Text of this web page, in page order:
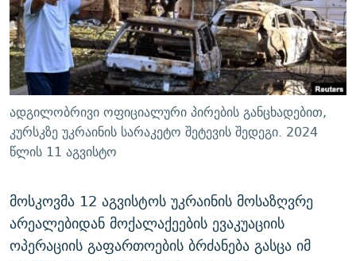
ᲛᲝᲚᲐᲞᲐᲠᲐᲙᲔ ᲢᲔᲥᲡᲢᲔᲑᲘ
ᲨᲘᲜ - ᲣᲪᲮᲝᲔᲗᲨᲘ
ᲚᲘᲢᲔᲠᲐᲢᲣᲠᲣᲚᲘ ᲬᲐᲮᲜᲐᲒᲔᲑᲘ
ᲐᲛᲔᲠᲘᲙᲣᲚᲘ ᲛᲝᲗᲮᲠᲝᲑᲐ
ᲘᲛᲞᲔᲠᲘᲐ ᲓᲐ ᲠᲐᲓᲘᲝ
ᲩᲔᲛᲘ ᲡᲘᲙᲕᲓᲘᲚᲘᲡ ᲛᲘᲖᲔᲖᲘᲐ COVID-19
11 ᲬᲔᲚᲘ - 11 ᲐᲛᲑᲐᲕᲘ
ᲡᲐᲞᲐᲠᲚᲐᲛᲔᲜᲢᲝ ᲐᲠᲩᲔᲕᲜᲔᲑᲘᲡ ᲘᲡᲢᲝᲠᲘᲐ
ᲑᲐᲕᲨᲕᲔᲑᲘ ᲞᲠᲝᲡᲢᲘᲢᲣᲪᲘᲐᲨᲘ - ᲐᲛᲝᲣᲗᲥᲛᲔᲚᲘ ᲐᲛᲑᲐᲕᲘ
5 ᲐᲛᲑᲐᲕᲘ - 20 ᲘᲕᲜᲘᲡᲡ ᲓᲐᲨᲐᲕᲔᲑᲣᲚᲔᲑᲘ
ᲐᲒᲕᲘᲡᲢᲝᲡ ᲝᲛᲘ
ᲒᲐᲛᲝᲘᲬᲔᲠᲔ
რთე/რთ-ის ყველა საიტი
ადგილობრივი ოფიციალური პირების განცხადებით,
კურსკზე უკრაინის სარაკეტო შეტევის შედეგი. 2024
წლის 11 აგვისტო
მოსკოვმა 12 აგვისტოს უკრაინის მოსაზღვრე
არეალებიდან მოქალაქეების ევაკუაციის
ოპერაციის გაფართოების ბრძანება გასცა იმ